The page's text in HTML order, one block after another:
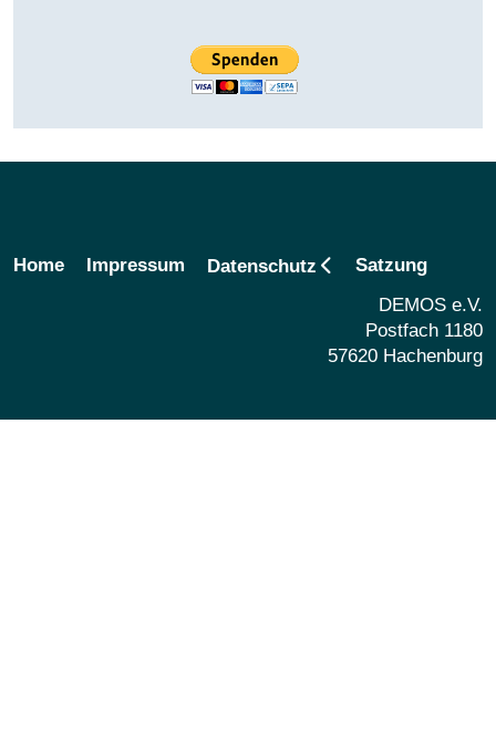
Home Impressum Datenschutz
Satzung
DEMOS e.V.
Postfach 1180
57620 Hachenburg